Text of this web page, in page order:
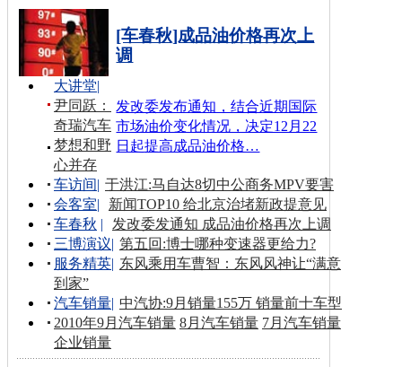
[车春秋]成品油价格再次上
调
发改委发布通知，结合近期国际
市场油价变化情况，决定12月22
日起提高成品油价格…
大讲堂|
尹同跃：
奇瑞汽车
梦想和野
心并存
车访间| 于洪江:马自达8切中公商务MPV要害
会客室|
新闻TOP10 给北京治堵新政提意见
车春秋 |
发改委发通知 成品油价格再次上调
三博演议| 第五回:博士哪种变速器更给力?
服务精英| 东风乘用车曹智：东风风神让“满意
到家”
汽车销量| 中汽协:9月销量155万 销量前十车型
2010年9月汽车销量 8月汽车销量 7月汽车销量
企业销量